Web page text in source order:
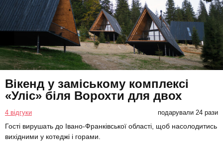
Вікенд у заміському комплексі
«Уліс» біля Ворохти для двох
4 відгуки подарували 24 рази
Гості вирушать до Івано-Франківської області, щоб насолодитись
вихідними у котеджі і горами.